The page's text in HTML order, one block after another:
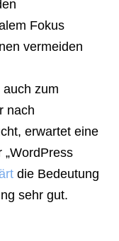
Fokus
vermeiden
zum
nach
erwartet eine
die Bedeutung
sehr gut.